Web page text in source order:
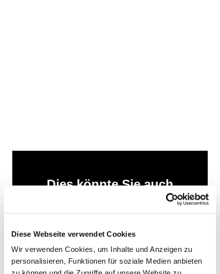
Diese Webseite verwendet Cookies
Wir verwenden Cookies, um Inhalte und Anzeigen zu
personalisieren, Funktionen für soziale Medien anbieten
Dies könnte Sie auch